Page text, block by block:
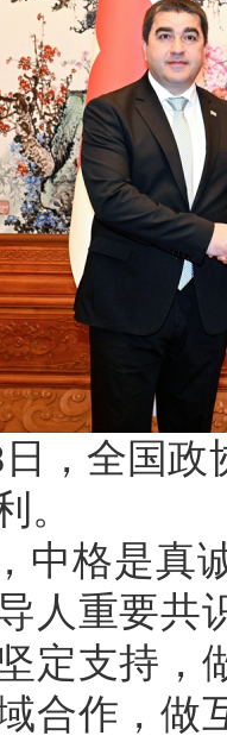
日，全国
。
中格是真
人重要共
定支持，
合作，做